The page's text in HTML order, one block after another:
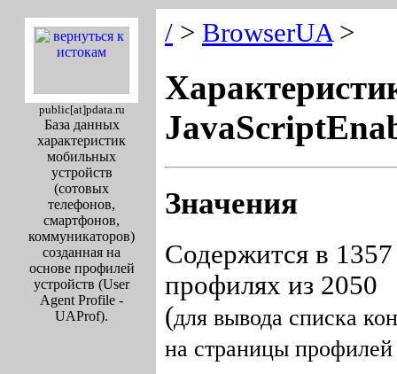
public[at]pdata.ru
База данных
характеристик
мобильных
устройств
(сотовых
телефонов,
смартфонов,
коммуникаторов)
созданная на
основе профилей
устройств (User
Agent Profile -
UAProf).
/ > BrowserUA>
Значения
Содержится в 1357
профилях из 2050
(для вывода списка
на страницы